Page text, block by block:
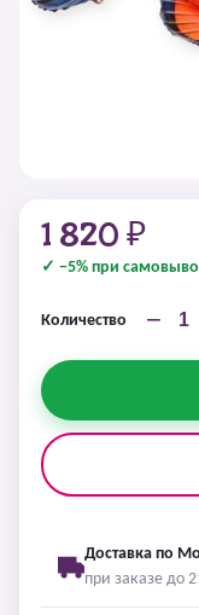
1 820 ₽
✓ −5% при
Количество −
Доставка по
при заказе до